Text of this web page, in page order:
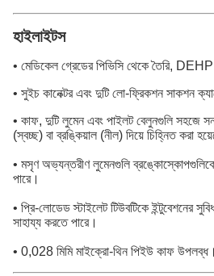
হাইলাইটস
• মেডিকেল গ্রেডের পিভিসি থেকে তৈরি,
• সুইচ কানেক্টর এবং দুটি লো-ফ্রিকশন সাকশন
• কাফ, দুটি লুমেন এবং পাইলট বেলুনগুলি সহজে
(স্বচ্ছ) বা ব্রঙ্কিয়াল (নীল) দিয়ে চিহ্নিত করা
• মসৃণ অভ্যন্তরীণ লুমেনগুলি
পারে।
• প্রি-লোডেড স্টাইলেট টিউবটিকে ইন্টুবেশনের
সাহায্য করতে পারে।
• 0,028 মিমি মাইক্রো-থিন পিইউ কাফ উপলব্ধ।